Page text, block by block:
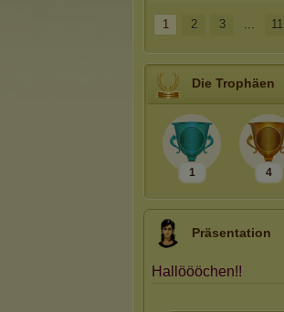
1 2 3 ... 11
Die Trophäen
1 4
Präsentation